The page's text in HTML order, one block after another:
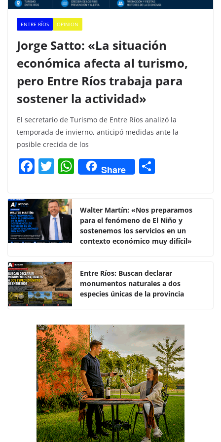
ENTRE RÍOS OPINION
Jorge Satto: «La situación
económica afecta al turismo,
pero Entre Ríos trabaja para
sostener la actividad»
El secretario de Turismo de Entre Ríos analizó la
temporada de invierno, anticipó medidas ante la
posible crecida de los
F
a
c
e
b
o
o
k
T
w
itt
er
W
h
s
A
p
Share
p
ar
tir
Walter Martín: «Nos preparamos
para el fenómeno de El Niño y
sostenemos los servicios en un
contexto económico muy difícil»
Entre Ríos: Buscan declarar
monumentos naturales a dos
especies únicas de la provincia